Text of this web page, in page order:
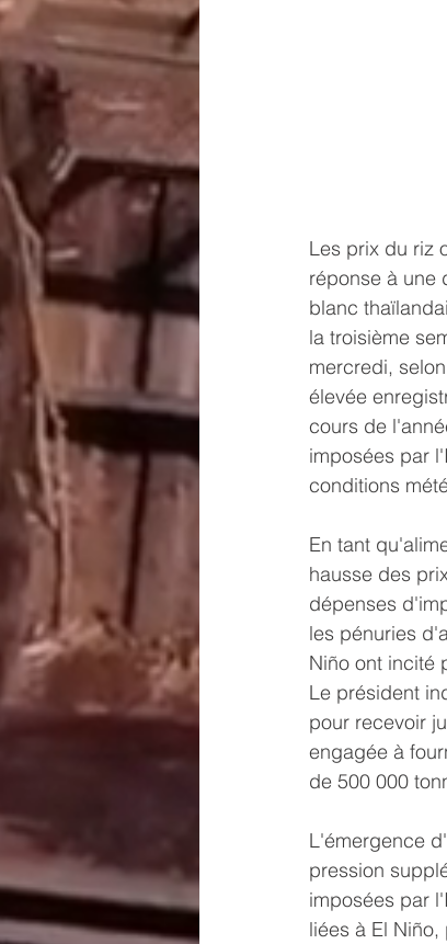
Les prix du riz
réponse à une
blanc
la troisième
mercredi,
élevée
cours de
imposées par
conditions
En tant
hausse des
dépenses
les pénuries
Niño ont incité
Le président
pour recevoir
engagée à
de 500 000
L'émergence
pression
imposées par
liées à El